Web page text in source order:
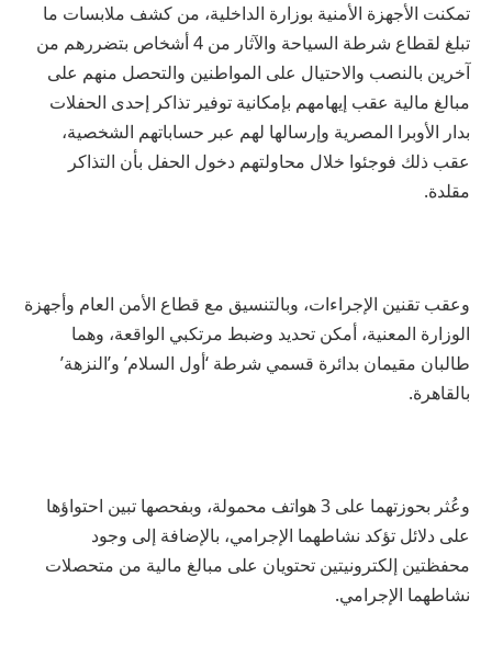
تمكنت الأجهزة الأمنية بوزارة الداخلية، من كشف ملابسات ما
تبلغ لقطاع شرطة السياحة والآثار من 4 أشخاص بتضررهم من
آخرين بالنصب والاحتيال على المواطنين والتحصل منهم على
مبالغ مالية عقب إيهامهم بإمكانية توفير تذاكر إحدى الحفلات
بدار الأوبرا المصرية وإرسالها لهم عبر حساباتهم الشخصية،
عقب ذلك فوجئوا خلال محاولتهم دخول الحفل بأن التذاكر
مقلدة.
وعقب تقنين الإجراءات، وبالتنسيق مع قطاع الأمن العام وأجهزة
الوزارة المعنية، أمكن تحديد وضبط مرتكبي الواقعة، وهما
طالبان مقيمان بدائرة قسمي شرطة ‘أول السلام’ و’النزهة’
بالقاهرة.
وعُثر بحوزتهما على 3 هواتف محمولة، وبفحصها تبين احتواؤها
على دلائل تؤكد نشاطهما الإجرامي، بالإضافة إلى وجود
محفظتين إلكترونيتين تحتويان على مبالغ مالية من متحصلات
نشاطهما الإجرامي.